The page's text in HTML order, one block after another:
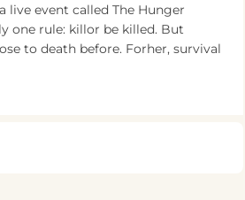
live event called The Hunger
one rule: killor be killed. But
to death before. Forher, survival